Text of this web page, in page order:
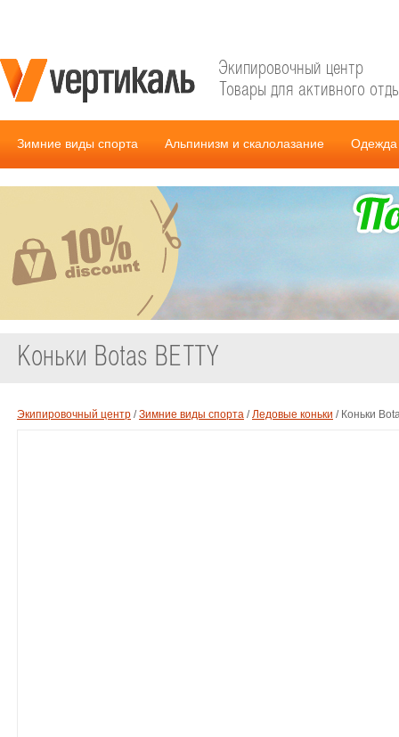
Экипировочный центр
Товары для активного
Зимние виды спорта Альпинизм и скалолазание Одежда
Коньки Botas BETTY
Экипировочный центр /Зимние виды спорта /Ледовые коньки / Коньки